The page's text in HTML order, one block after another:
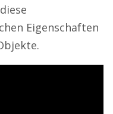
Eigenschaften